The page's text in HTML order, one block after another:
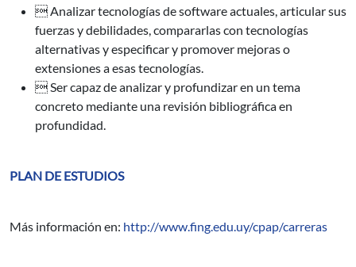
 Analizar tecnologías de software actuales, articular sus
fuerzas y debilidades, compararlas con tecnologías
alternativas y especificar y promover mejoras o
extensiones a esas tecnologías.
 Ser capaz de analizar y profundizar en un tema
concreto mediante una revisión bibliográfica en
profundidad.
PLAN DE ESTUDIOS
Más información en: http://www.fing.edu.uy/cpap/carreras